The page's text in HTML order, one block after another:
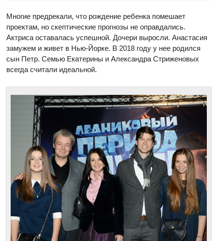
Многие предрекали, что рождение ребенка помешает
проектам, но скептические прогнозы не оправдались.
Актриса оставалась успешной. Дочери выросли. Анастасия
замужем и живет в Нью-Йорке. В 2018 году у нее родился
сын Петр. Семью Екатерины и Александра Стриженовых
всегда считали идеальной.